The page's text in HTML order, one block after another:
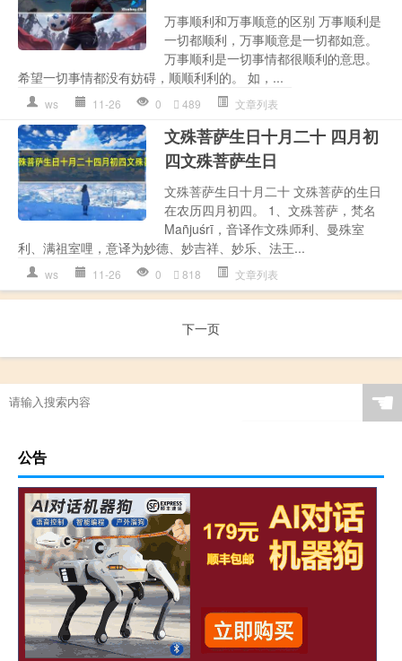
万事顺利和万事顺意的区别 万事顺利是
一切都顺利，万事顺意是一切都如意。
万事顺利是一切事情都很顺利的意思。
希望一切事情都没有妨碍，顺顺利利的。 如，...
ws 11-26 0 489 文章列表
文殊菩萨生日十月二十 四月初
四文殊菩萨生日
文殊菩萨生日十月二十 文殊菩萨的生日
在农历四月初四。 1、文殊菩萨，梵名
Mañjuśrī，音译作文殊师利、曼殊室
利、满祖室哩，意译为妙德、妙吉祥、妙乐、法王...
ws 11-26 0 818 文章列表
下一页
☚
公告